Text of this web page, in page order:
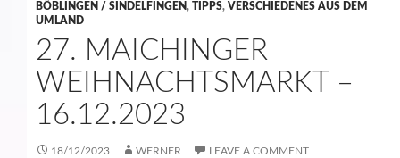
BÖBLINGEN / SINDELFINGEN, TIPPS, VERSCHIEDENES AUS DEM
UMLAND
27. MAICHINGER
WEIHNACHTSMARKT –
16.12.2023
18/12/2023 WERNER LEAVE A COMMENT